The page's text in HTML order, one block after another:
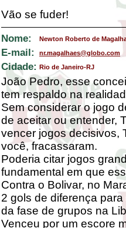
Vão se fuder!
Nome: Newton Roberto de
E-mail: nr.magalhaes@globo.com
Cidade: Rio de Janeiro-RJ
João Pedro, esse
tem respaldo na
Sem considerar o jogo
de aceitar ou entender,
vencer jogos decisivos,
você, fracassaram.
Poderia citar jogos
fundamental em que
Contra o Bolivar, no
2 gols de diferença
da fase de grupos na
Venceu por um escore